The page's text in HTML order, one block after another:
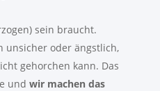
sein braucht.
unsicher oder ängstlich,
gehorchen kann. Das
und wir machen das